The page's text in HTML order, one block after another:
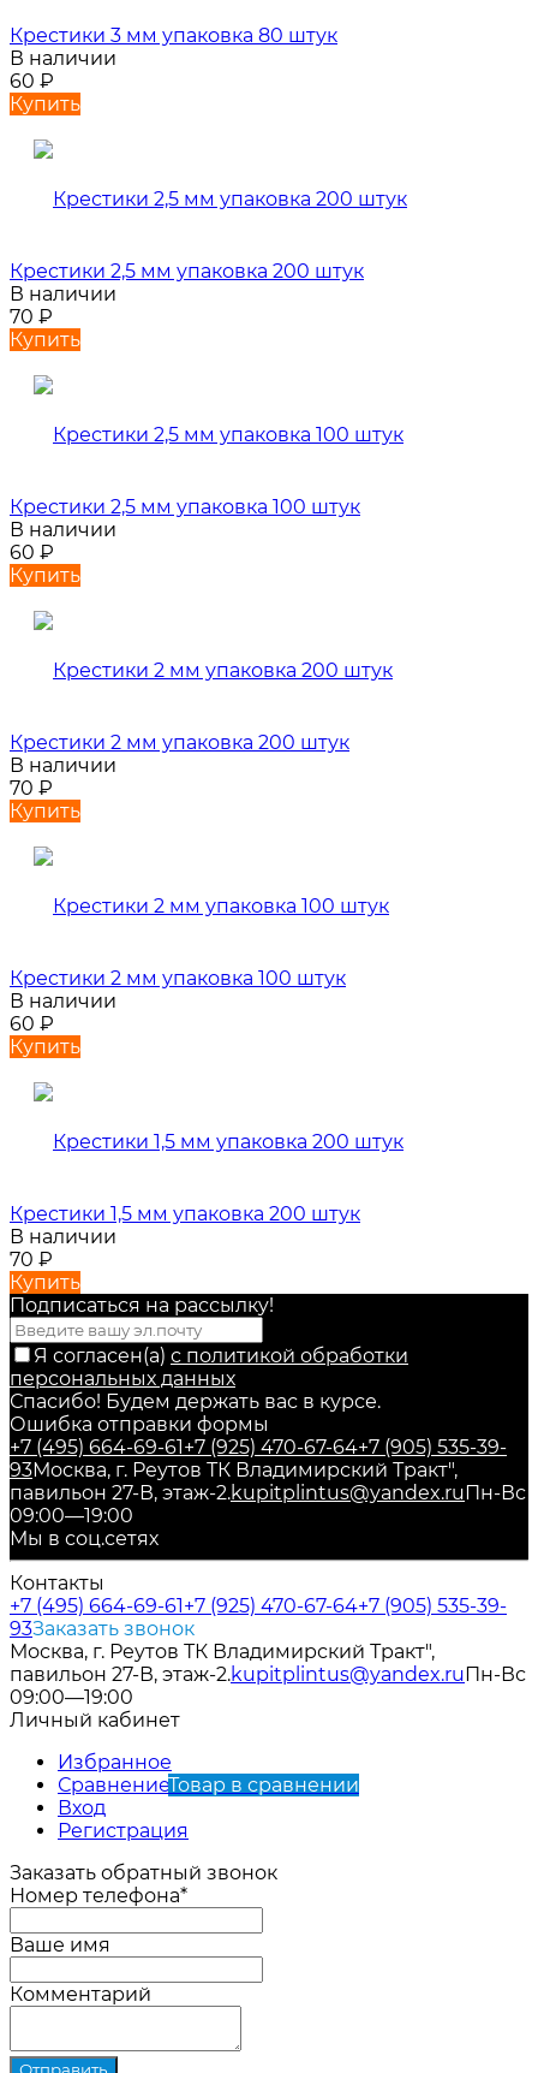
Крестики 3 мм упаковка 80 штук
В наличии
60 ₽
Купить
Крестики 2,5 мм упаковка 200 штук
В наличии
70 ₽
Купить
Крестики 2,5 мм упаковка 100 штук
В наличии
60 ₽
Купить
Крестики 2 мм упаковка 200 штук
В наличии
70 ₽
Купить
Крестики 2 мм упаковка 100 штук
В наличии
60 ₽
Купить
Крестики 1,5 мм упаковка 200 штук
В наличии
70 ₽
Купить
Подписаться на рассылкy!
Я согласен(a) с политикой обработки
персональных данных
Спасибо! Будем держать вас в курсе.
Ошибка отправки формы
+7 (495) 664-69-61 +7 (925) 470-67-64+7 (905) 535-39-
93Москва, г. Реутов ТК Владимирский Тракт",
павильон 27-В, этаж-2.kupitplintus@yandex.ru Пн-Вс
09:00—19:00
Мы в соц.сетях
Контакты
+7 (495) 664-69-61 +7 (925) 470-67-64+7 (905) 535-39-
93Заказать звонок
Москва, г. Реутов ТК Владимирский Тракт",
павильон 27-В, этаж-2.kupitplintus@yandex.ru Пн-Вс
09:00—19:00
Личный кабинет
Избранное
СравнениеТовар в сравнении
Вход
Регистрация
Заказать обратный звонок
Номер телефона*
Ваше имя
Комментарий